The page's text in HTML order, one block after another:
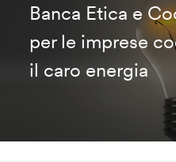
Banca Etica e
per le imprese
il caro energia